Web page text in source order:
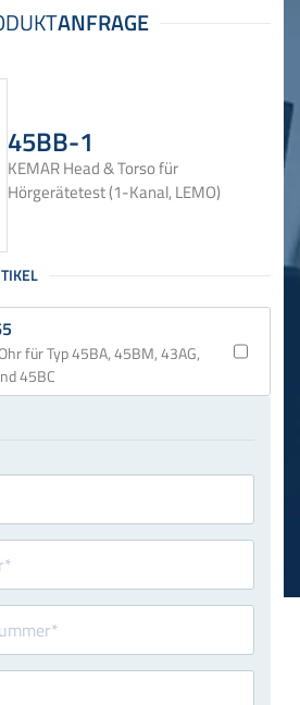
45BB-1
KEMAR Head & Torso für
Hörgerätetest (1-Kanal, LEMO)
für Typ 45BA, 45BM, 43AG,
45BC